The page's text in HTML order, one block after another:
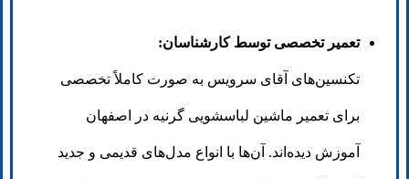
تعمیر تخصصی توسط کارشناسان:
تکنسین‌های آقای سرویس به صورت کاملاً تخصصی
برای تعمیر ماشین لباسشویی گرنیه در اصفهان
آموزش دیده‌اند. آن‌ها با انواع مدل‌های قدیمی و جدید